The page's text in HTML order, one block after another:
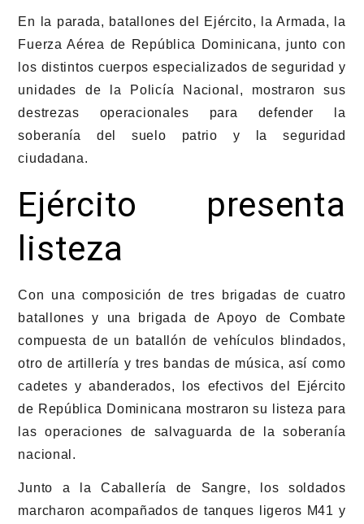
En la parada, batallones del Ejército, la Armada, la
Fuerza Aérea de República Dominicana, junto con
los distintos cuerpos especializados de seguridad y
unidades de la Policía Nacional, mostraron sus
destrezas operacionales para defender la
soberanía del suelo patrio y la seguridad
ciudadana.
Ejército presenta
listeza
Con una composición de tres brigadas de cuatro
batallones y una brigada de Apoyo de Combate
compuesta de un batallón de vehículos blindados,
otro de artillería y tres bandas de música, así como
cadetes y abanderados, los efectivos del Ejército
de República Dominicana mostraron su listeza para
las operaciones de salvaguarda de la soberanía
nacional.
Junto a la Caballería de Sangre, los soldados
marcharon acompañados de tanques ligeros M41 y